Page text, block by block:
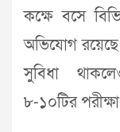
কক্ষে বসে
অভিযোগ
সুবিধা
৮-১০টির